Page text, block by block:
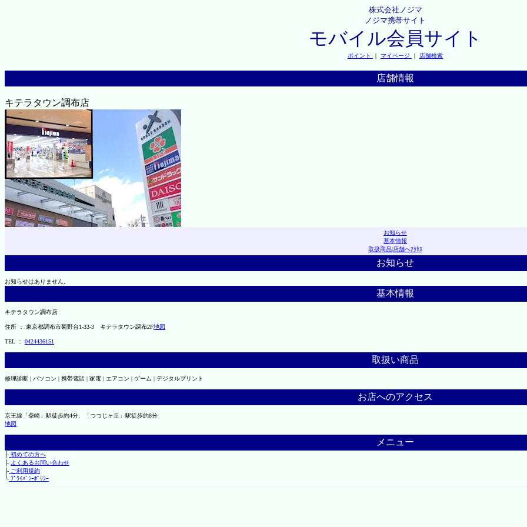
株式会社ノジマ
ノジマ携帯サイト
モバイル会員サイト
ポイント ｜ マイページ ｜ 店舗検索
店舗情報
キテラタウン調布店
お知らせ
基本情報
取扱商品|店舗へｱｸｾｽ
お知らせ
お知らせはありません。
基本情報
キテラタウン調布店
住所 ： 東京都調布市菊野台1-33-3 キテラタウン調布2F地図
TEL ： 0424436151
取扱い商品
修理診断 | パソコン | 携帯電話 | 家電 | エアコン | ゲーム | デジタルプリント
お店へのアクセス
京王線「柴崎」駅徒歩約4分、「つつじヶ丘」駅徒歩約8分
地図
メニュー
├初めての方へ
├ よくあるお問い合わせ
├ご利用規約
└ﾌﾟﾗｲﾊﾞｼｰﾎﾟﾘｼｰ